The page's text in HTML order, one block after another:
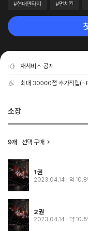
#현대판타지 #먼치킨
재서비스 공지
최대 30000점 추가적립
소장
9개 선택 구매
1권
2023.04.14 · 약 10.8
2권
2023.04.14 · 약 10.5